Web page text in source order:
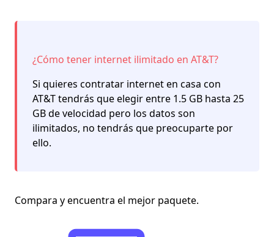
¿Cómo tener internet ilimitado en AT&T?
Si quieres contratar internet en casa con
AT&T tendrás que elegir entre 1.5 GB hasta 25
GB de velocidad pero los datos son
ilimitados, no tendrás que preocuparte por
ello.
Compara y encuentra el mejor paquete.